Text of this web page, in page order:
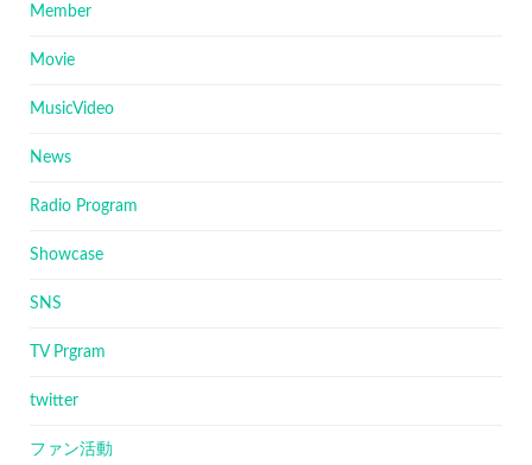
Member
Movie
MusicVideo
News
Radio Program
Showcase
SNS
TV Prgram
twitter
ファン活動